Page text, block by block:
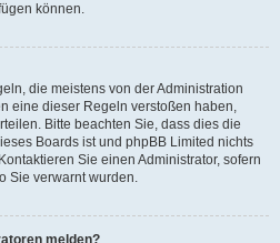
können.
die meistens von der Administration
eine dieser Regeln verstoßen haben,
Bitte beachten Sie, dass dies die
Boards ist und phpBB Limited nichts
Sie einen Administrator, sofern
Sie verwarnt wurden.
melden?